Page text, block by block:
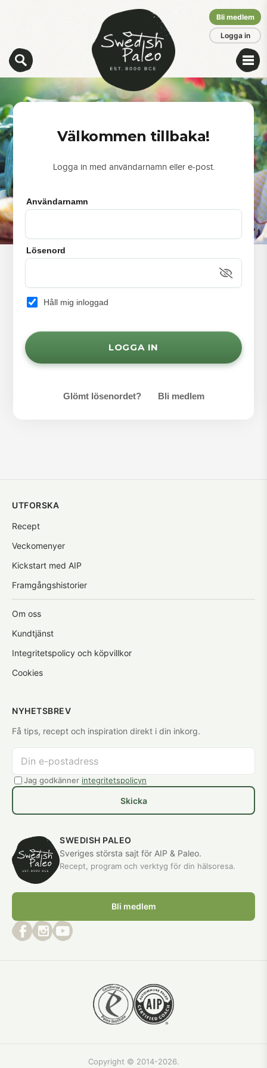
Bli medlem
Logga in
Välkommen tillbaka!
Logga in med användarnamn eller e-post.
Användarnamn
Lösenord
Håll mig inloggad
Glömt lösenordet? Bli medlem
SWEDISH PALEO
Sveriges största sajt för AIP & Paleo.
Recept, program och verktyg för din hälsoresa.
Bli medlem
UTFORSKA
Recept
Veckomenyer
Kickstart med AIP
Framgångshistorier
Om oss
Kundtjänst
Integritetspolicy och köpvillkor
Cookies
NYHETSBREV
Få tips, recept och inspiration direkt i din inkorg.
Jag godkänner integritetspolicyn
Skicka
Copyright © 2014-2026.